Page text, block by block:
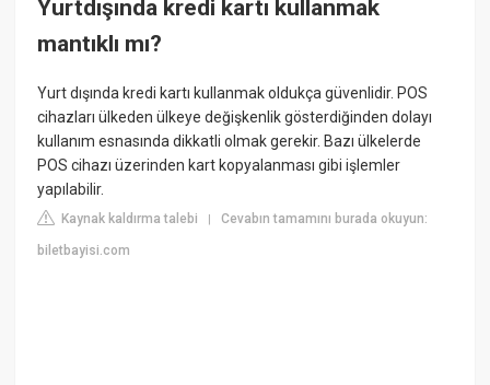
Yurtdışında kredi kartı kullanmak
mantıklı mı?
Yurt dışında kredi kartı kullanmak oldukça güvenlidir. POS
cihazları ülkeden ülkeye değişkenlik gösterdiğinden dolayı
kullanım esnasında dikkatli olmak gerekir. Bazı ülkelerde
POS cihazı üzerinden kart kopyalanması gibi işlemler
yapılabilir.
Kaynak kaldırma talebi |Cevabın tamamını burada okuyun:
biletbayisi.com